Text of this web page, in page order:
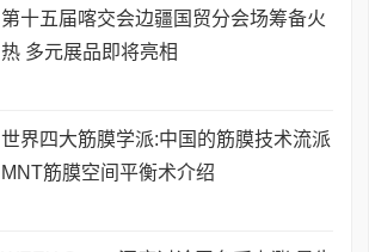
第十五届喀交会边疆国贸分会场筹备火
热 多元展品即将亮相
世界四大筋膜学派:中国的筋膜技术流派
MNT筋膜空间平衡术介绍